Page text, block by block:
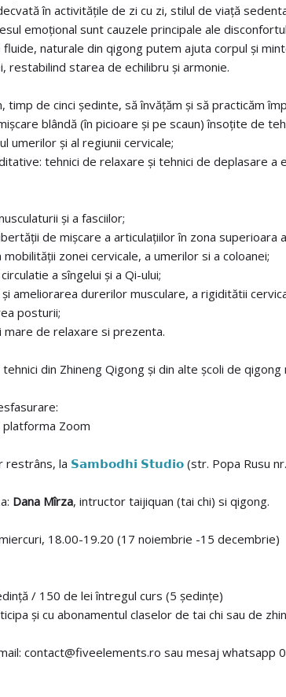
în activitățile de zi cu zi, stilul de viață
emoțional sunt cauzele principale ale
fluide, naturale din qigong putem ajuta corpul și
restabilind starea de echilibru și armonie.
timp de cinci ședinte, să învățăm și să practicăm
blândă (în picioare și pe scaun) însoțite de
umerilor și al regiunii cervicale;
tehnici de relaxare și tehnici de deplasare a
și a fasciilor;
de mișcare a articulațiilor în zona superioara
zonei cervicale, a umerilor si a coloanei;
a sîngelui și a Qi-ului;
ameliorarea durerilor musculare, a rigiditătii
posturii;
mare de relaxare si prezenta.
din Zhineng Qigong și din alte școli de
platforma Zoom
restrâns, la 𝗦𝗮𝗺𝗯𝗼𝗱𝗵𝗶 𝗦𝘁𝘂𝗱𝗶𝗼 (str. Popa Rusu
Dana Mîrza, intructor taijiquan (tai chi) si qigong.
18.00-19.20 (17 noiembrie -15 decembrie)
/ 150 de lei întregul curs (5 ședințe)
și cu abonamentul claselor de tai chi sau de
contact@fiveelements.ro sau mesaj whatsapp